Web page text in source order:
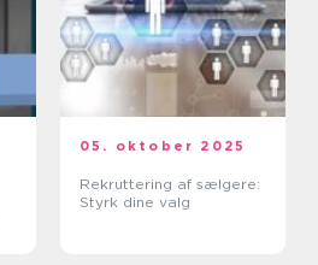
05. oktober 2025
Rekruttering af sælgere:
Styrk dine valg